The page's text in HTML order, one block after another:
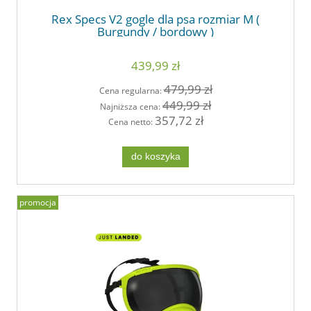
Rex Specs V2 gogle dla psa rozmiar M (
Burgundy / bordowy )
439,99 zł
Cena regularna:479,99 zł
Najniższa cena:449,99 zł
Cena netto:357,72 zł
do koszyka
promocja